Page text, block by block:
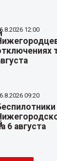
12:00
09:20
6 августа